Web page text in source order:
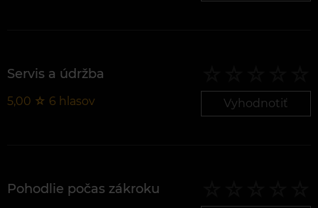
Servis a údržba
5,00 ☆ 6 hlasov Vyhodnotiť
Pohodlie počas zákroku